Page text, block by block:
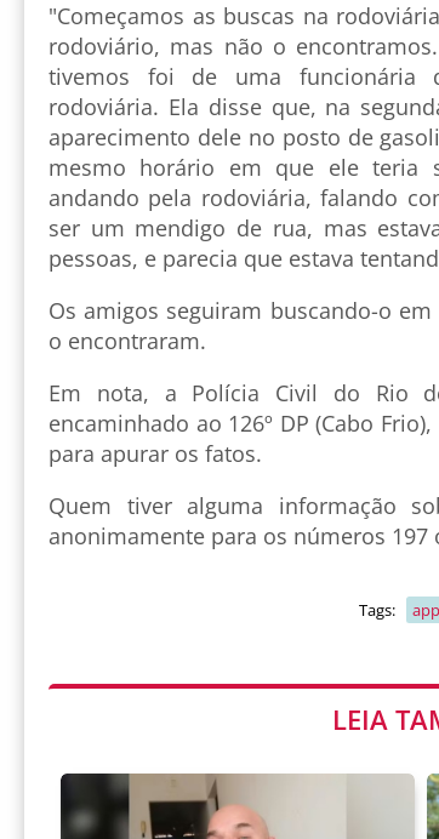
"Começamos as buscas na
rodoviário, mas não o
tivemos foi de uma funcionária
rodoviária. Ela disse que, na
aparecimento dele no posto de
mesmo horário em que ele teria
andando pela rodoviária, falando
ser um mendigo de rua, mas
pessoas, e parecia que estava
Os amigos seguiram buscando-o
o encontraram.
Em nota, a Polícia Civil do Rio
encaminhado ao 126º DP (Cabo
para apurar os fatos.
Quem tiver alguma informação
anonimamente para os números 197
Tags:
LEIA